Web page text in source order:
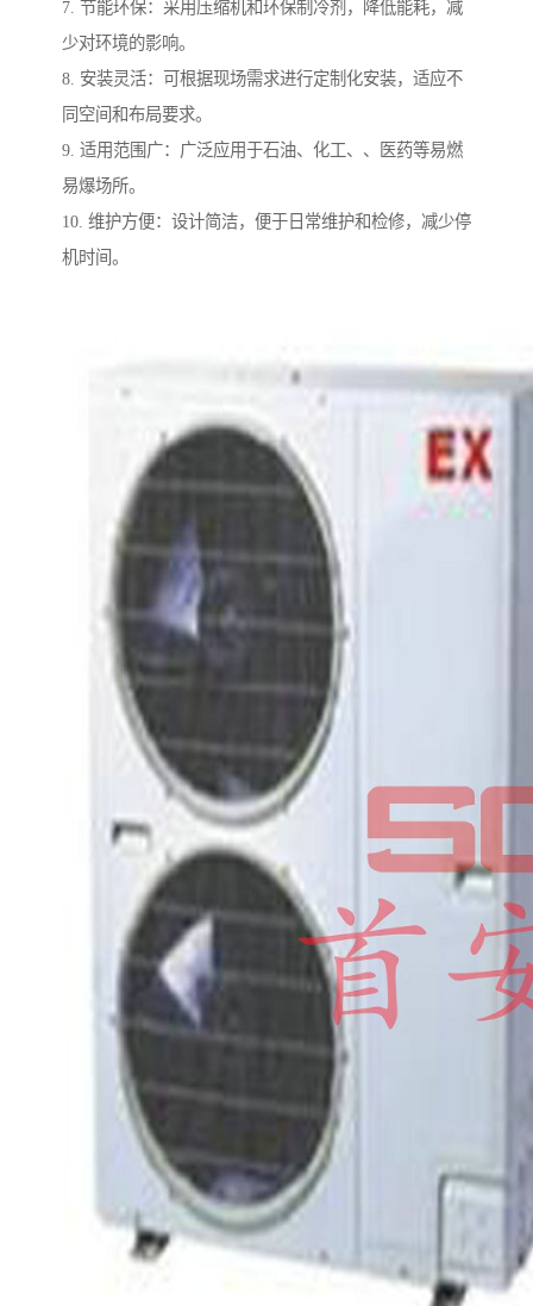
7. 节能环保：采用压缩机和环保制冷剂，降低能耗，减
少对环境的影响。
8. 安装灵活：可根据现场需求进行定制化安装，适应不
同空间和布局要求。
9. 适用范围广：广泛应用于石油、化工、、医药等易燃
易爆场所。
10. 维护方便：设计简洁，便于日常维护和检修，减少停
机时间。